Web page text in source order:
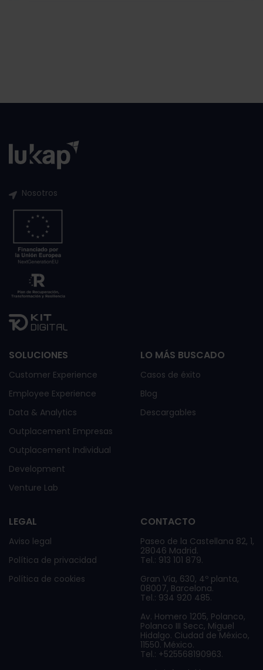
Nosotros
SOLUCIONES
Customer Experience
Employee Experience
Data & Analytics
Outplacement Empresas
Outplacement Individual
Development
Venture Lab
LO MÁS BUSCADO
Casos de éxito
Blog
Descargables
LEGAL
Aviso legal
Política de privacidad
Política de cookies
CONTACTO
Paseo de la Castellana 82, 1,
28046 Madrid.
Tel.: 913 101 879.
Gran Vía, 630, 4º planta,
08007, Barcelona.
Tel.: 934 920 485.
Av. Homero 1205, Polanco,
Polanco III Secc, Miguel
Hidalgo. Ciudad de México,
11550. México.
Tel.: +525568190963.